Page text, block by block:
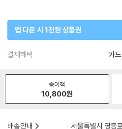
앱 다운 시 1천원 상품권
결제혜택 카
종이책
10,800원
배송안내
서울특별시 영등